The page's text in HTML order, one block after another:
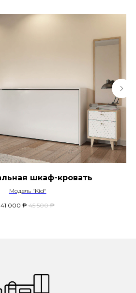
шкаф-кровать
Модель "Kid"
41 000 ₱ 45 500 ₱